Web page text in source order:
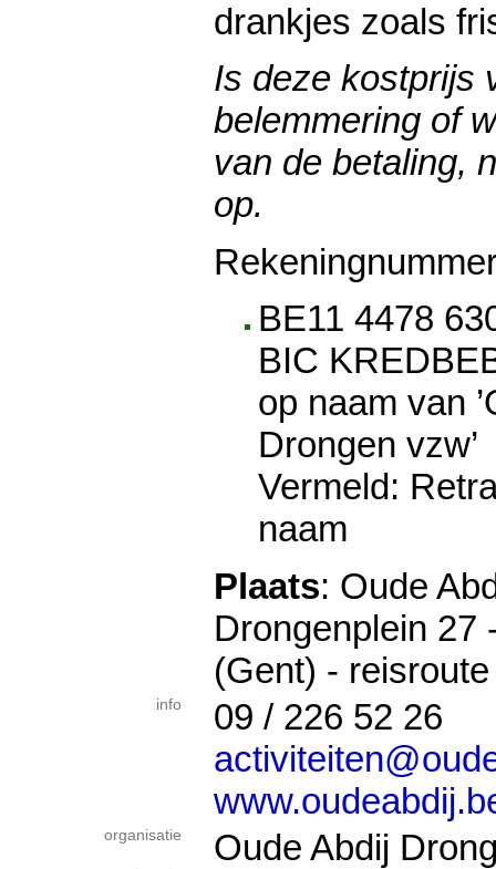
drankjes zoals
Is deze kostprijs
belemmering of
van de betaling,
op.
BE11 4478
BIC
op naam van
Drongen vzw’
Vermeld:
naam
Plaats: Oude
Drongenplein 27
(Gent) - reisroute
info
09 / 226 52 26
organisatie Oude Abdij